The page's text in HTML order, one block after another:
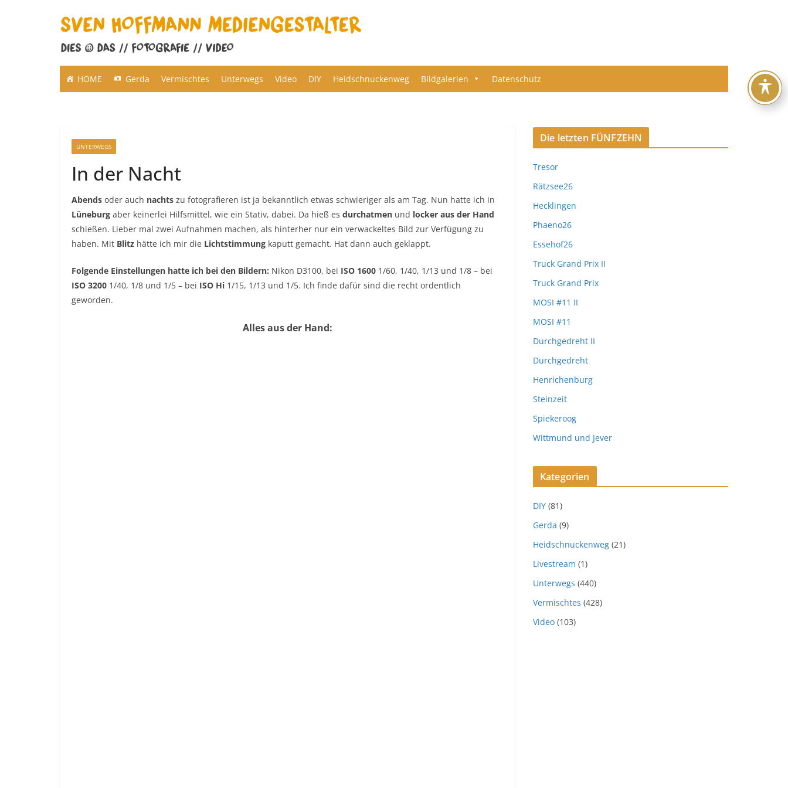
HOME Gerda Vermischtes Unterwegs Video DIY Heidschnuckenweg Bildgalerien Datenschutz
UNTERWEGS
In der Nacht
Abends oder auch nachts zu fotografieren ist ja bekanntlich etwas schwieriger als am Tag. Nun hatte ich in
Lüneburg aber keinerlei Hilfsmittel, wie ein Stativ, dabei. Da hieß es durchatmen und locker aus der Hand
schießen. Lieber mal zwei Aufnahmen machen, als hinterher nur ein verwackeltes Bild zur Verfügung zu
haben. Mit Blitz hätte ich mir die Lichtstimmung kaputt gemacht. Hat dann auch geklappt.
Folgende Einstellungen hatte ich bei den Bildern: Nikon D3100, bei ISO 1600 1/60, 1/40, 1/13 und 1/8 – bei
ISO 3200 1/40, 1/8 und 1/5 – bei ISO Hi 1/15, 1/13 und 1/5. Ich finde dafür sind die recht ordentlich
geworden.
Alles aus der Hand:
Die letzten FÜNFZEHN
Tresor
Rätzsee26
Hecklingen
Phaeno26
Essehof26
Truck Grand Prix II
Truck Grand Prix
MOSI #11 II
MOSI #11
Durchgedreht II
Durchgedreht
Henrichenburg
Steinzeit
Spiekeroog
Wittmund und Jever
Kategorien
DIY (81)
Gerda (9)
Heidschnuckenweg (21)
Livestream (1)
Unterwegs (440)
Vermischtes (428)
Video (103)